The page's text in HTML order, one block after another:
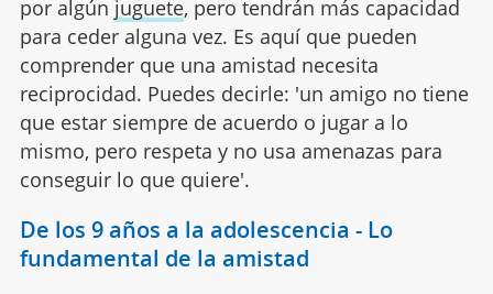
por algún juguete, pero tendrán más capacidad
para ceder alguna vez. Es aquí que pueden
comprender que una amistad necesita
reciprocidad. Puedes decirle: 'un amigo no tiene
que estar siempre de acuerdo o jugar a lo
mismo, pero respeta y no usa amenazas para
conseguir lo que quiere'.
De los 9 años a la adolescencia - Lo
fundamental de la amistad